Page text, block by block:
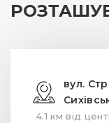
вул.
4.1 км від